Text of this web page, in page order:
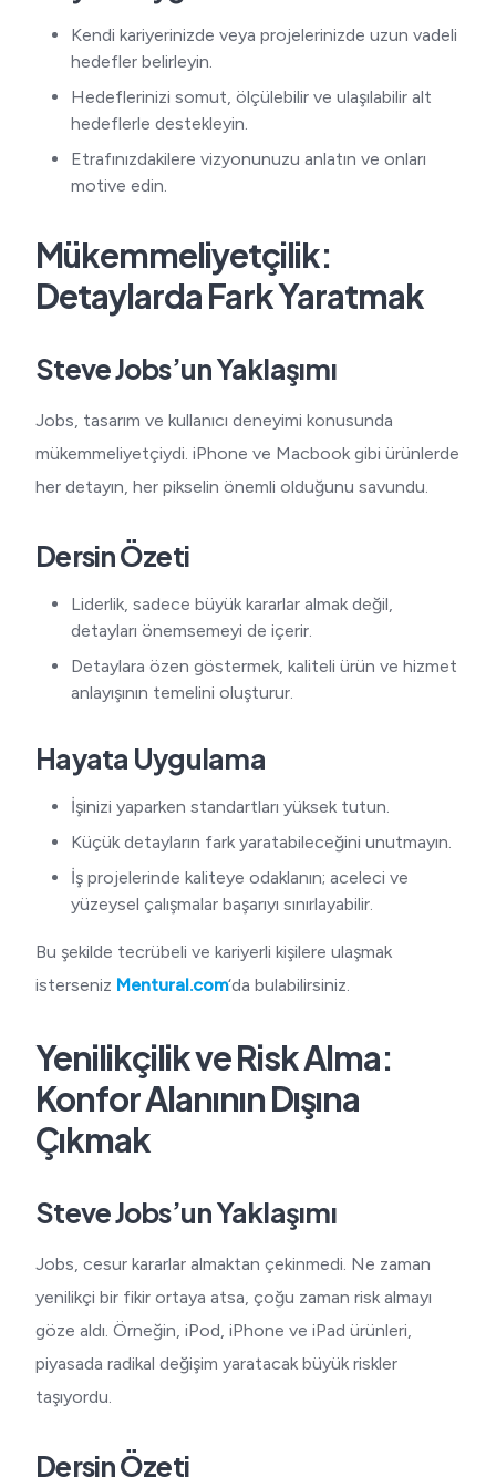
Kendi kariyerinizde veya projelerinizde uzun vadeli
hedefler belirleyin.
Hedeflerinizi somut, ölçülebilir ve ulaşılabilir alt
hedeflerle destekleyin.
Etrafınızdakilere vizyonunuzu anlatın ve onları
motive edin.
Mükemmeliyetçilik:
Detaylarda Fark Yaratmak
Steve Jobs’un Yaklaşımı
Jobs, tasarım ve kullanıcı deneyimi konusunda
mükemmeliyetçiydi. iPhone ve Macbook gibi ürünlerde
her detayın, her pikselin önemli olduğunu savundu.
Dersin Özeti
Liderlik, sadece büyük kararlar almak değil,
detayları önemsemeyi de içerir.
Detaylara özen göstermek, kaliteli ürün ve hizmet
anlayışının temelini oluşturur.
Hayata Uygulama
İşinizi yaparken standartları yüksek tutun.
Küçük detayların fark yaratabileceğini unutmayın.
İş projelerinde kaliteye odaklanın; aceleci ve
yüzeysel çalışmalar başarıyı sınırlayabilir.
Bu şekilde tecrübeli ve kariyerli kişilere ulaşmak
isterseniz Mentural.com‘da bulabilirsiniz.
Yenilikçilik ve Risk Alma:
Konfor Alanının Dışına
Çıkmak
Steve Jobs’un Yaklaşımı
Jobs, cesur kararlar almaktan çekinmedi. Ne zaman
yenilikçi bir fikir ortaya atsa, çoğu zaman risk almayı
göze aldı. Örneğin, iPod, iPhone ve iPad ürünleri,
piyasada radikal değişim yaratacak büyük riskler
taşıyordu.
Dersin Özeti